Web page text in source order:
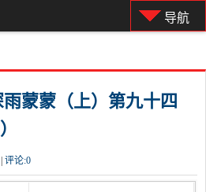
导航
蒙蒙（上）第九十四
评论:0